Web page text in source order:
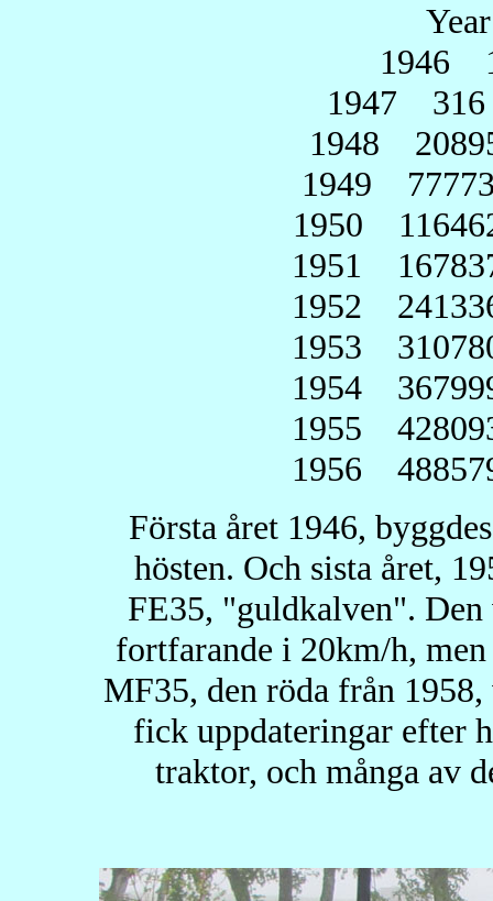
1946
1947 316
1948
1949 77773
1950
1951
1952
1953
1954
1955
1956
Första året 1946,
hösten. Och sista året,
FE35, "guldkalven".
fortfarande i 20km/h,
MF35, den röda från
fick uppdateringar efter
traktor, och många av